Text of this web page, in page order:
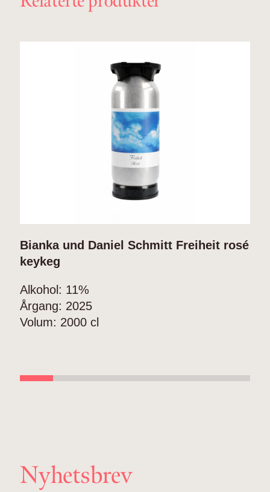
Bianka und Daniel Schmitt Freiheit rosé
keykeg
Alkohol: 11%
Årgang: 2025
Volum: 2000 cl
Nyhetsbrev